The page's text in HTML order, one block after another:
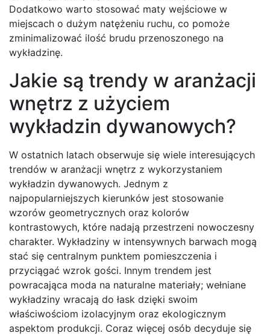
Dodatkowo warto stosować maty wejściowe w
miejscach o dużym natężeniu ruchu, co pomoże
zminimalizować ilość brudu przenoszonego na
wykładzinę.
Jakie są trendy w aranżacji
wnętrz z użyciem
wykładzin dywanowych?
W ostatnich latach obserwuje się wiele interesujących
trendów w aranżacji wnętrz z wykorzystaniem
wykładzin dywanowych. Jednym z
najpopularniejszych kierunków jest stosowanie
wzorów geometrycznych oraz kolorów
kontrastowych, które nadają przestrzeni nowoczesny
charakter. Wykładziny w intensywnych barwach mogą
stać się centralnym punktem pomieszczenia i
przyciągać wzrok gości. Innym trendem jest
powracająca moda na naturalne materiały; wełniane
wykładziny wracają do łask dzięki swoim
właściwościom izolacyjnym oraz ekologicznym
aspektom produkcji. Coraz więcej osób decyduje się